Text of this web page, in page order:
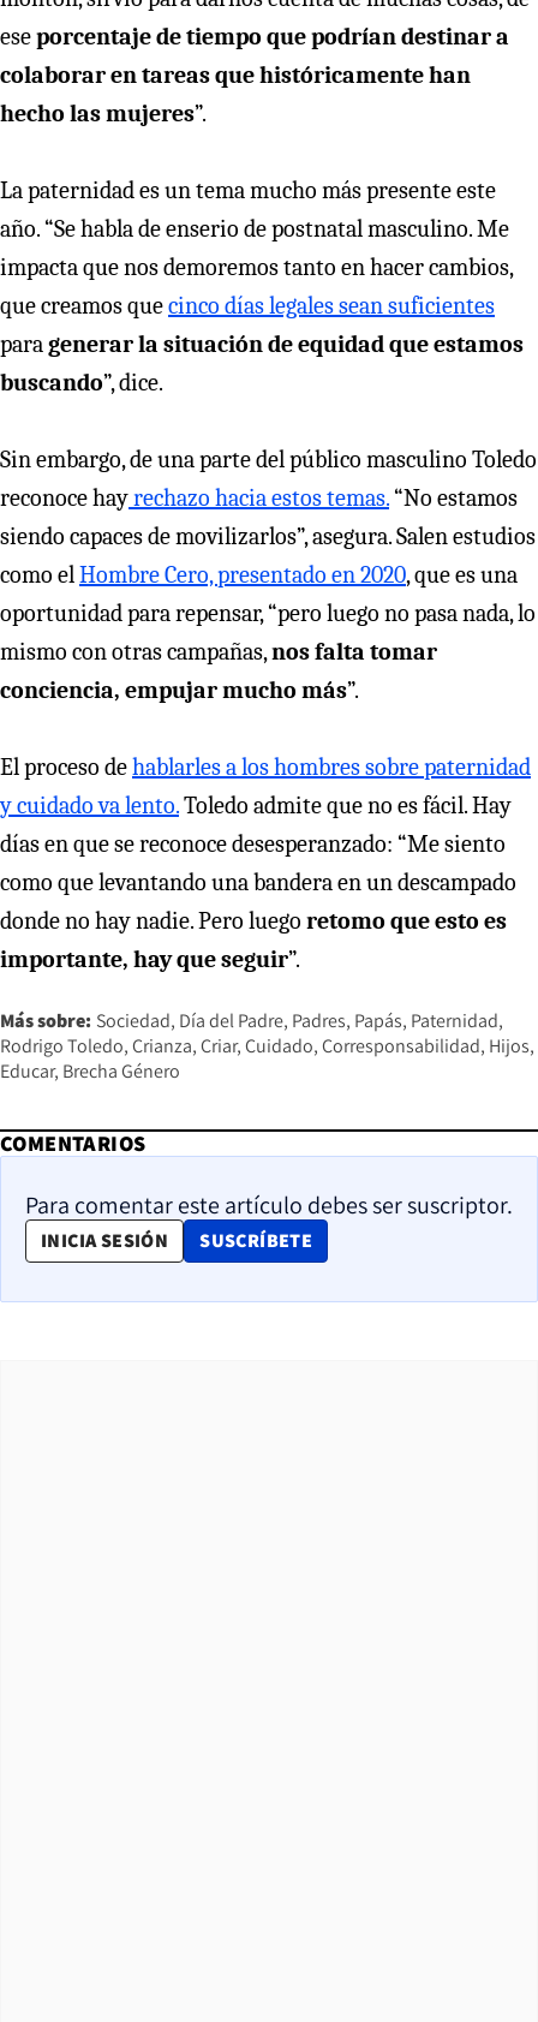
eseporcentaje de tiempo que podrían destinar a
colaborar en tareas que históricamente han
hecho las mujeres”.
La paternidad es un tema mucho más presente este
año. “Se habla de enserio de postnatal masculino. Me
impacta que nos demoremos tanto en hacer cambios,
que creamos quecinco días legales sean suficientes
paragenerar la situación de equidad que estamos
buscando”, dice.
Sin embargo, de una parte del público masculino Toledo
reconoce hayrechazo hacia estos temas. “No estamos
siendo capaces de movilizarlos”, asegura. Salen estudios
como elHombre Cero, presentado en 2020, que es una
oportunidad para repensar, “pero luego no pasa nada, lo
mismo con otras campañas,nos falta tomar
conciencia, empujar mucho más”.
El proceso dehablarles a los hombres sobre paternidad
y cuidado va lento.Toledo admite que no es fácil. Hay
días en que se reconoce desesperanzado: “Me siento
como que levantando una bandera en un descampado
donde no hay nadie. Pero luego retomo que esto es
importante, hay que seguir”.
Más sobre: Sociedad Día del Padre Padres Papás Paternidad
Rodrigo Toledo Crianza Criar Cuidado Corresponsabilidad Hijos
Educar Brecha Género
COMENTARIOS
Para comentar este artículo debes ser suscriptor.
INICIA SESIÓN SUSCRÍBETE
OPENS IN NEW WINDOW